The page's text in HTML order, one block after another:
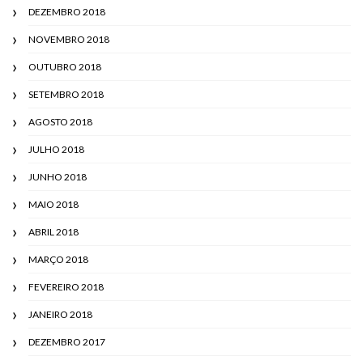
DEZEMBRO 2018
NOVEMBRO 2018
OUTUBRO 2018
SETEMBRO 2018
AGOSTO 2018
JULHO 2018
JUNHO 2018
MAIO 2018
ABRIL 2018
MARÇO 2018
FEVEREIRO 2018
JANEIRO 2018
DEZEMBRO 2017